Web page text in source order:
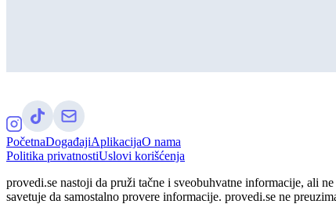
PočetnaDogađajiAplikacijaO nama
Politika privatnostiUslovi korišćenja
provedi.se nastoji da pruži tačne i sveobuhvatne informacije, ali
savetuje da samostalno provere informacije. provedi.se ne